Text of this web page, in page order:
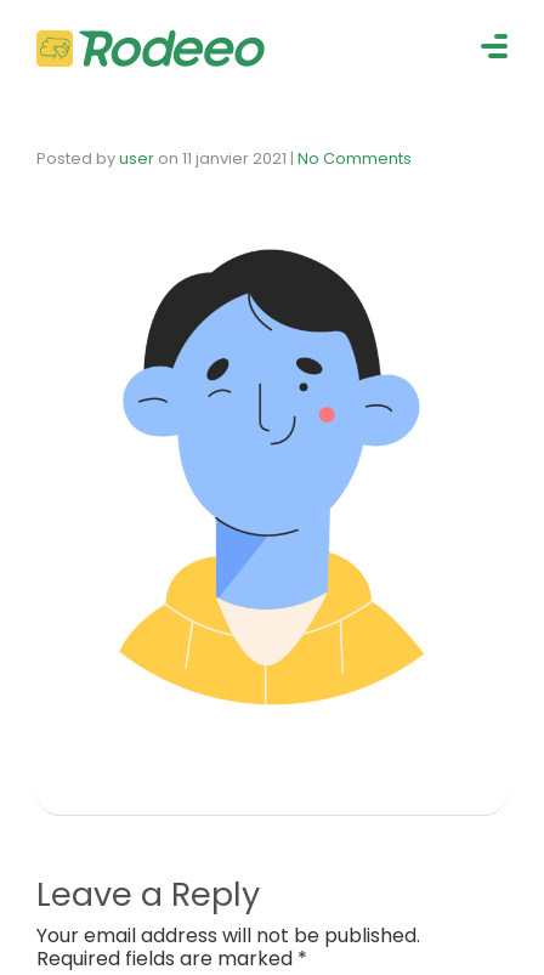
Posted byuser on 11 janvier 2021 | No Comments
Leave a Reply
Your email address will not be published.
Required fields are marked *